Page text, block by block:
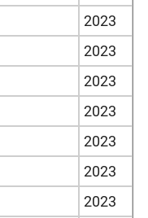
2023
2023
2023
2023
2023
2023
2023